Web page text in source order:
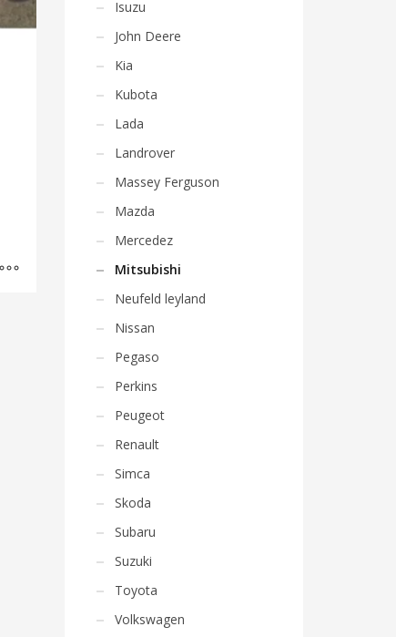
Isuzu
John Deere
Kia
Kubota
Lada
Landrover
Massey Ferguson
Mazda
Mercedez
Mitsubishi
Neufeld leyland
Nissan
Pegaso
Perkins
Peugeot
Renault
Simca
Skoda
Subaru
Suzuki
Toyota
Volkswagen